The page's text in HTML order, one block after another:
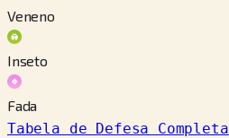
Veneno
Inseto
Fada
Tabela de Defesa Completa